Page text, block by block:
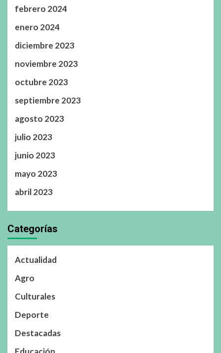
febrero 2024
enero 2024
diciembre 2023
noviembre 2023
octubre 2023
septiembre 2023
agosto 2023
julio 2023
junio 2023
mayo 2023
abril 2023
Categorías
Actualidad
Agro
Culturales
Deporte
Destacadas